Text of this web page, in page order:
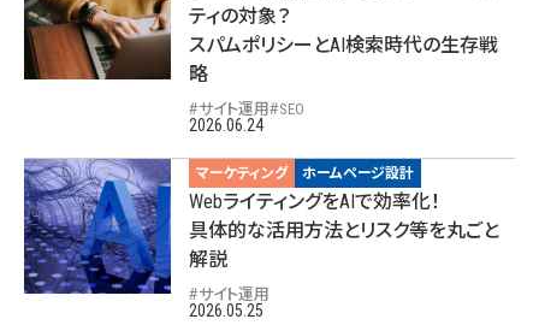
ティの対象？
スパムポリシーとAI検索時代の生存戦
略
サイト運用 SEO
2026.06.24
マーケティング ホームページ設計
WebライティングをAIで効率化！
具体的な活用方法とリスク等を丸ごと
解説
サイト運用
2026.05.25